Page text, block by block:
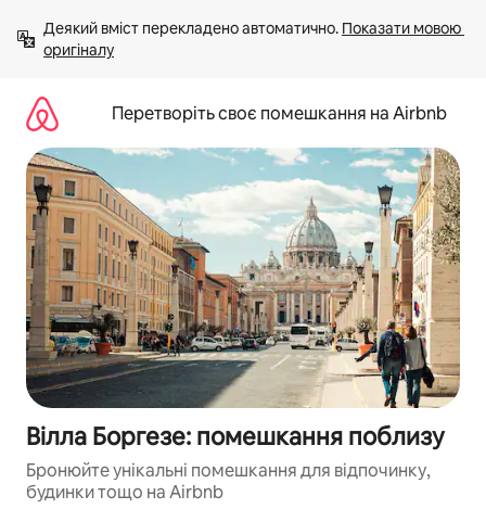
вмісту
Деякий вміст перекладено автоматично. Показати мовою
оригіналу
Перетворіть своє помешкання на Airbnb
Вілла Боргезе: помешкання поблизу
Бронюйте унікальні помешкання для відпочинку,
будинки тощо на Airbnb